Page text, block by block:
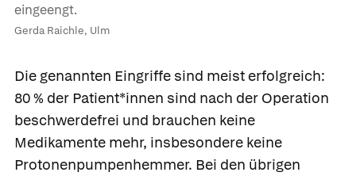
eingeengt.
Gerda Raichle, Ulm
Die genannten Eingriffe sind meist erfolgreich:
80 % der Patient*innen sind nach der Operation
beschwerdefrei und brauchen keine
Medikamente mehr, insbesondere keine
Protonenpumpenhemmer. Bei den übrigen